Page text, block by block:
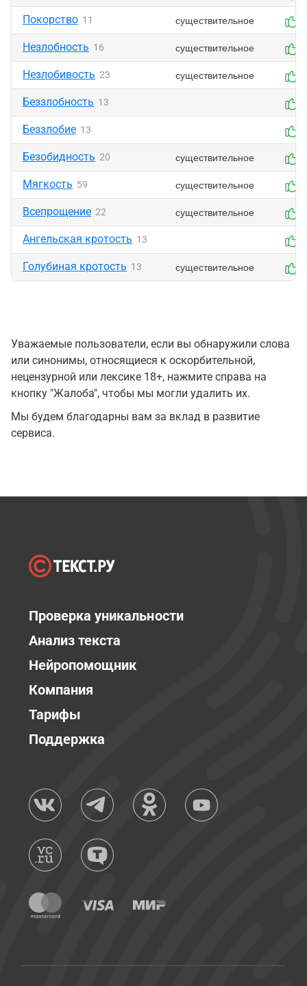
Покорство 11 существительное
Незлобность 16 существительное
Незлобивость 23 существительное
Беззлобность 13
Беззлобие 13
Безобидность 20 существительное
Мягкость 59 существительное
Всепрощение 22 существительное
Ангельская кротость 13
Голубиная кротость 13 существительное
Уважаемые пользователи, если вы обнаружили слова
или синонимы, относящиеся к оскорбительной,
нецензурной или лексике 18+, нажмите справа на
кнопку "Жалоба", чтобы мы могли удалить их.
Мы будем благодарны вам за вклад в развитие
сервиса.
Проверка уникальности
Анализ текста
Нейропомощник
Компания
Тарифы
Поддержка